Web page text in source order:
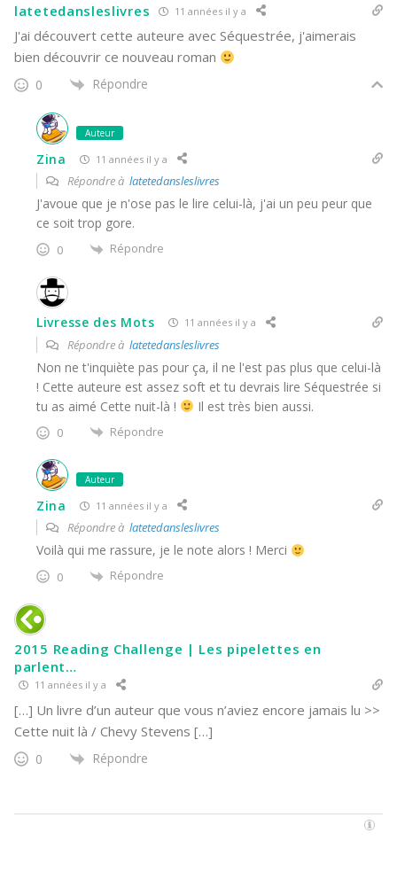
latetedansleslivres 11 années il y a
J'ai découvert cette auteure avec Séquestrée, j'aimerais
bien découvrir ce nouveau roman
0 Répondre
Auteur
Zina 11 années il y a
Répondre à latetedansleslivres
J'avoue que je n'ose pas le lire celui-là, j'ai un peu peur que
ce soit trop gore.
0 Répondre
Livresse des Mots 11 années il y a
Répondre à latetedansleslivres
Non ne t'inquiète pas pour ça, il ne l'est pas plus que celui-là
! Cette auteure est assez soft et tu devrais lire Séquestrée si
tu as aimé Cette nuit-là !
Il est très bien aussi.
0 Répondre
Auteur
Zina 11 années il y a
Répondre à latetedansleslivres
Voilà qui me rassure, je le note alors ! Merci
0 Répondre
2015 Reading Challenge | Les pipelettes en
parlent…
11 années il y a
[…] Un livre d’un auteur que vous n’aviez encore jamais lu >>
Cette nuit là / Chevy Stevens […]
0 Répondre